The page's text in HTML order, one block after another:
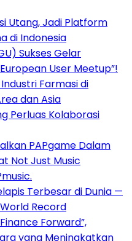
Utang, Jadi Platform
di Indonesia
Sukses Gelar
User Meetup”!
Farmasi di
dan Asia
Perluas Kolaborasi
PAPgame Dalam
Not Just Music
Terbesar di Dunia —
Record
Forward”,
yang Meningkatkan